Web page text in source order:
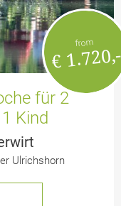
from
€
für 2
Kind
Ulrichshorn